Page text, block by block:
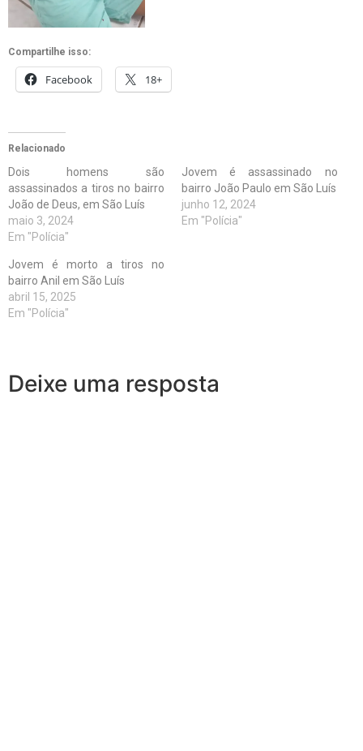
Compartilhe isso:
Facebook 18+
Relacionado
Dois homens são
assassinados a tiros no bairro
João de Deus, em São Luís
maio 3, 2024
Em "Polícia"
Jovem é assassinado no
bairro João Paulo em São Luís
junho 12, 2024
Em "Polícia"
Jovem é morto a tiros no
bairro Anil em São Luís
abril 15, 2025
Em "Polícia"
Deixe uma resposta